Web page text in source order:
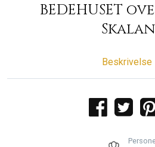
BEDEHUSET
Beskrivelse